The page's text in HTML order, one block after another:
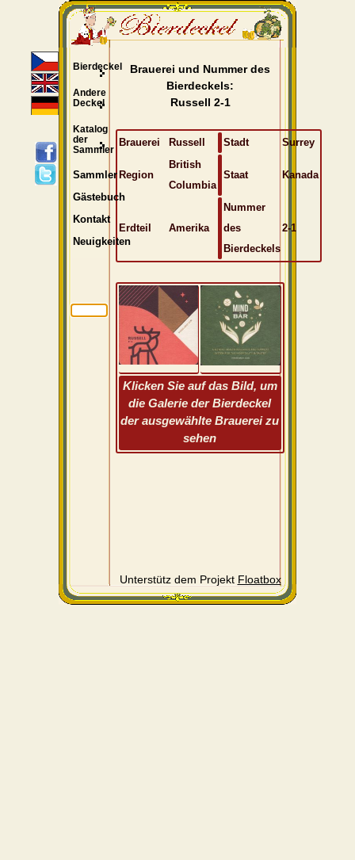
Brauerei und Nummer des
Bierdeckels:
Russell 2-1
Brauerei Russell Stadt Surrey
Region
British
Columbia
Staat Kanada
Erdteil Amerika
Nummer
des
Bierdeckels
2-1
Klicken Sie auf das Bild, um
die Galerie der Bierdeckel
der ausgewählte Brauerei zu
sehen
Unterstütz dem Projekt Floatbox
Bierdeckel
Andere
Deckel
Katalog
der
Sammler
Sammler
Gästebuch
Kontakt
Neuigkeiten